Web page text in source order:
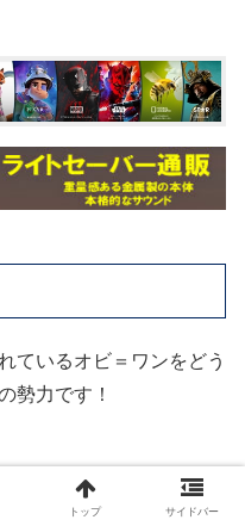
ているオビ＝ワンをどう
勢力です！
リステンセン）
トップ サイドバー